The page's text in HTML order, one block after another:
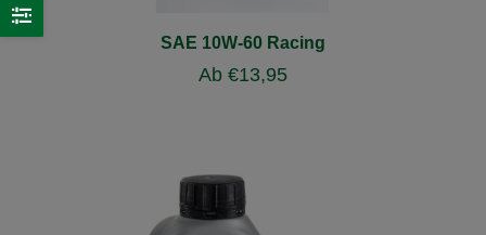
SAE 10W-60 Racing
Ab €13,95